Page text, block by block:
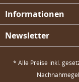
Informationen
Newsletter
* Alle Preise inkl.